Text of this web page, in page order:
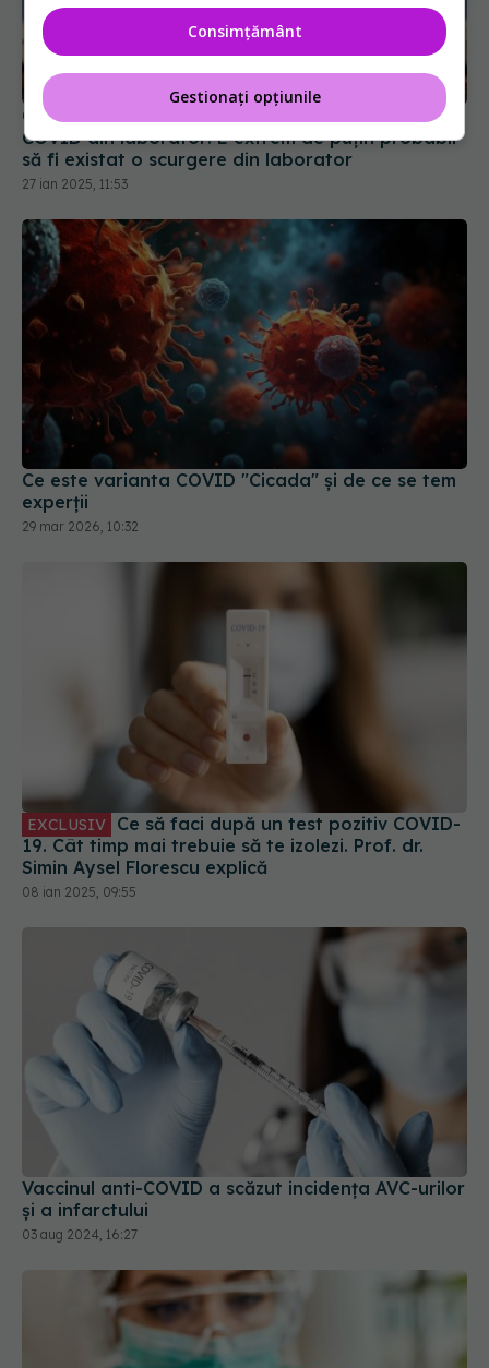
China neagă acuzația CIA cu privire la apariția
COVID din laborator: E extrem de puţin probabil
să fi existat o scurgere din laborator
27 ian 2025, 11:53
Ce este varianta COVID "Cicada" și de ce se tem
experții
29 mar 2026, 10:32
19. Cât timp mai trebuie să te izolezi. Prof. dr.
Simin Aysel Florescu explică
08 ian 2025, 09:55
Vaccinul anti-COVID a scăzut incidența AVC-urilor
Consimțământ
Gestionați opțiunile